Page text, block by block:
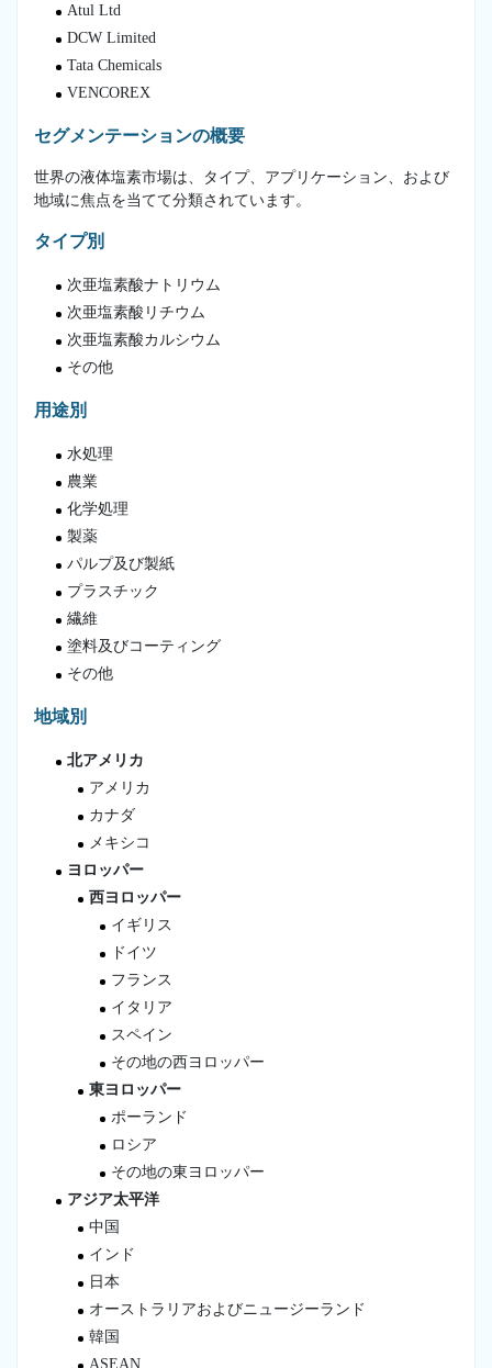
Atul Ltd
DCW Limited
Tata Chemicals
VENCOREX
セグメンテーションの概要
世界の液体塩素市場は、タイプ、アプリケーション、および
地域に焦点を当てて分類されています。
タイプ別
次亜塩素酸ナトリウム
次亜塩素酸リチウム
次亜塩素酸カルシウム
その他
用途別
水処理
農業
化学処理
製薬
パルプ及び製紙
プラスチック
繊維
塗料及びコーティング
その他
地域別
北アメリカ
アメリカ
カナダ
メキシコ
ヨロッパー
西ヨロッパー
イギリス
ドイツ
フランス
イタリア
スペイン
その地の西ヨロッパー
東ヨロッパー
ポーランド
ロシア
その地の東ヨロッパー
アジア太平洋
中国
インド
日本
オーストラリアおよびニュージーランド
韓国
ASEAN